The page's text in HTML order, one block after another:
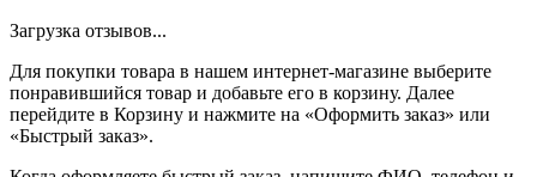
Загрузка отзывов...
Для покупки товара в нашем интернет-магазине выберите
понравившийся товар и добавьте его в корзину. Далее
перейдите в Корзину и нажмите на «Оформить заказ» или
«Быстрый заказ».